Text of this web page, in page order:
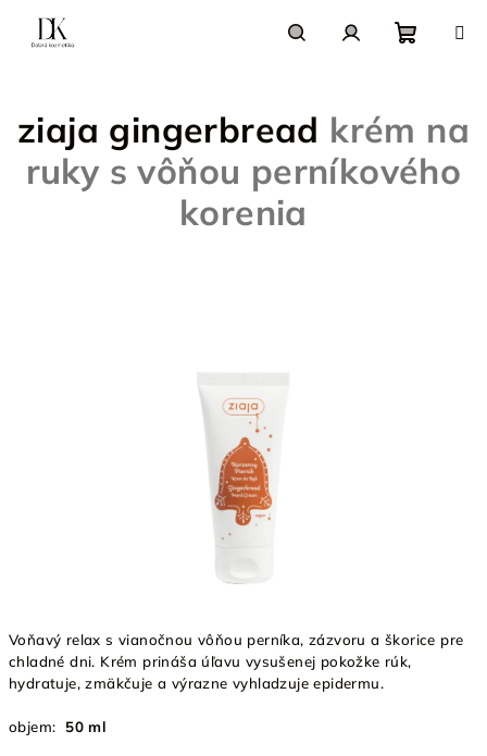
obsah
košík
Voňavý relax s vianočnou vôňou perníka, zázvoru a škorice pre
chladné dni. Krém prináša úľavu vysušenej pokožke rúk,
hydratuje, zmäkčuje a výrazne vyhladzuje epidermu.
objem: 50 ml
ziaja gingerbread krém na
ruky s vôňou perníkového
korenia